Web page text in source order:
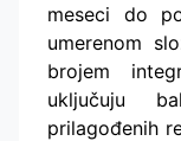
meseci do
umerenom
brojem
uključuju
prilagođenih